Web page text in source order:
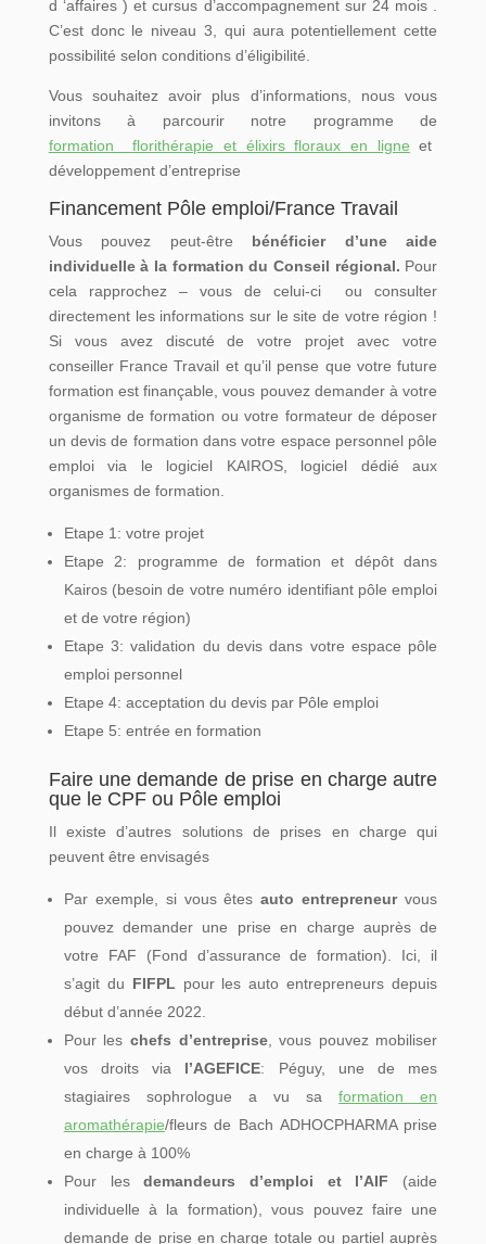
d ‘affaires ) et cursus d’accompagnement sur 24 mois .
C’est donc le niveau 3, qui aura potentiellement cette
possibilité selon conditions d’éligibilité.
Vous souhaitez avoir plus d’informations, nous vous
invitons à parcourir notre programme de
formation florithérapie et élixirs floraux en ligne et
développement d’entreprise
Financement Pôle emploi/France Travail
Vous pouvez peut-être bénéficier d’une aide
individuelle à la formation du Conseil régional. Pour
cela rapprochez – vous de celui-ci ou consulter
directement les informations sur le site de votre région !
Si vous avez discuté de votre projet avec votre
conseiller France Travail et qu’il pense que votre future
formation est finançable, vous pouvez demander à votre
organisme de formation ou votre formateur de déposer
un devis de formation dans votre espace personnel pôle
emploi via le logiciel KAIROS, logiciel dédié aux
organismes de formation.
Etape 1: votre projet
Etape 2: programme de formation et dépôt dans
Kairos (besoin de votre numéro identifiant pôle emploi
et de votre région)
Etape 3: validation du devis dans votre espace pôle
emploi personnel
Etape 4: acceptation du devis par Pôle emploi
Etape 5: entrée en formation
Faire une demande de prise en charge autre
que le CPF ou Pôle emploi
Il existe d’autres solutions de prises en charge qui
peuvent être envisagés
Par exemple, si vous êtesauto entrepreneurvous
pouvez demander une prise en charge auprès de
votre FAF (Fond d’assurance de formation). Ici, il
s’agit du FIFPL pour les auto entrepreneurs depuis
début d’année 2022.
Pour les chefs d’entreprise, vous pouvez mobiliser
vos droits via l’AGEFICE: Péguy, une de mes
stagiaires sophrologue a vu saformation en
aromathérapie/fleurs de Bach ADHOCPHARMA prise
en charge à 100%
Pour lesdemandeurs d’emploi et l’AIF (aide
individuelle à la formation), vous pouvez faire une
demande de prise en charge totale ou partiel auprès